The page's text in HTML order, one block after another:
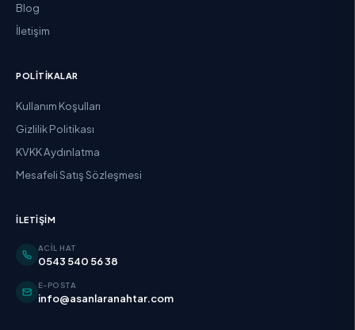
Blog
İletişim
POLITIKALAR
Kullanım Koşulları
Gizlilik Politikası
KVKK Aydınlatma
Mesafeli Satış Sözleşmesi
İLETIŞIM
ACIL HAT
0543 540 56 38
E-POSTA
info@asanlaranahtar.com